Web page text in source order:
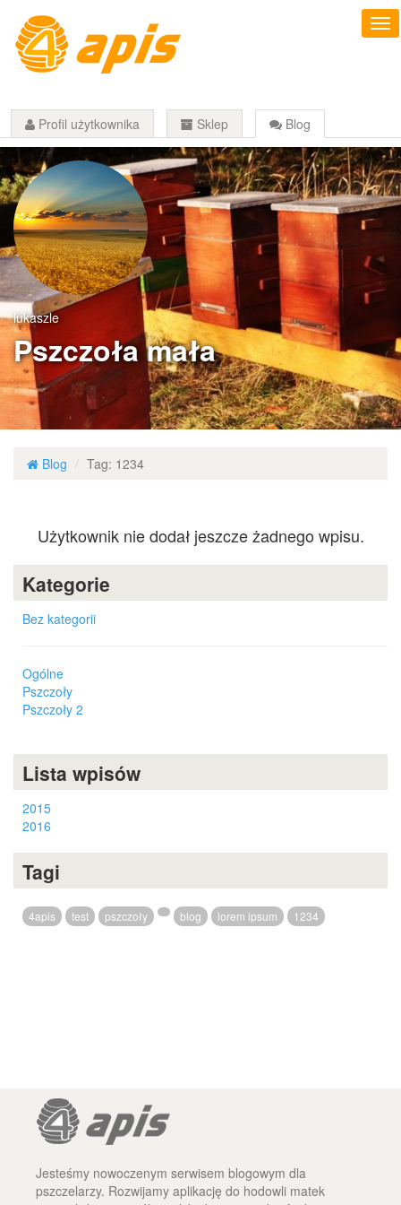
Profil użytkownika Sklep Blog
lukaszle
Pszczoła mała
Blog Tag: 1234
Użytkownik nie dodał jeszcze żadnego wpisu.
Kategorie
Bez kategorii
Ogólne
Pszczoły
Pszczoły 2
Lista wpisów
2015
2016
Tagi
4apis test pszczoły blog lorem ipsum 1234
Jesteśmy nowoczenym serwisem blogowym dla
pszczelarzy. Rozwijamy aplikację do hodowli matek